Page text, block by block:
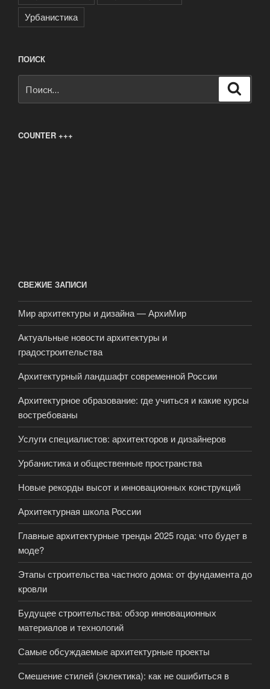
Урбанистика
ПОИСК
COUNTER +++
СВЕЖИЕ ЗАПИСИ
Мир архитектуры и дизайна — АрхиМир
Актуальные новости архитектуры и
градостроительства
Архитектурный ландшафт современной России
Архитектурное образование: где учиться и какие курсы
востребованы
Услуги специалистов: архитекторов и дизайнеров
Урбанистика и общественные пространства
Новые рекорды высот и инновационных конструкций
Архитектурная школа России
Главные архитектурные тренды 2025 года: что будет в
моде?
Этапы строительства частного дома: от фундамента до
кровли
Будущее строительства: обзор инновационных
материалов и технологий
Самые обсуждаемые архитектурные проекты
Смешение стилей (эклектика): как не ошибиться в